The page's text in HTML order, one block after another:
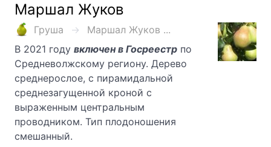
Маршал Жуков
Груша
Маршал Жуков ...
В 2021 году включен в Госреестр по
Средневолжскому региону. Дерево
среднерослое, с пирамидальной
среднезагущенной кроной с
выраженным центральным
проводником. Тип плодоношения
смешанный.